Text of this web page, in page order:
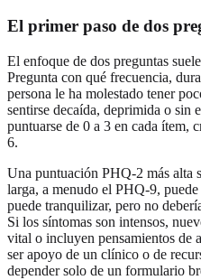
El primer paso de dos
El enfoque de dos preguntas
Pregunta con qué frecuencia,
persona le ha molestado tener
sentirse decaída, deprimida o sin
puntuarse de 0 a 3 en cada ítem,
6.
Una puntuación PHQ-2 más alta
larga, a menudo el PHQ-9,
puede tranquilizar, pero no
Si los síntomas son intensos,
vital o incluyen pensamientos de
ser apoyo de un clínico o de
depender solo de un formulario